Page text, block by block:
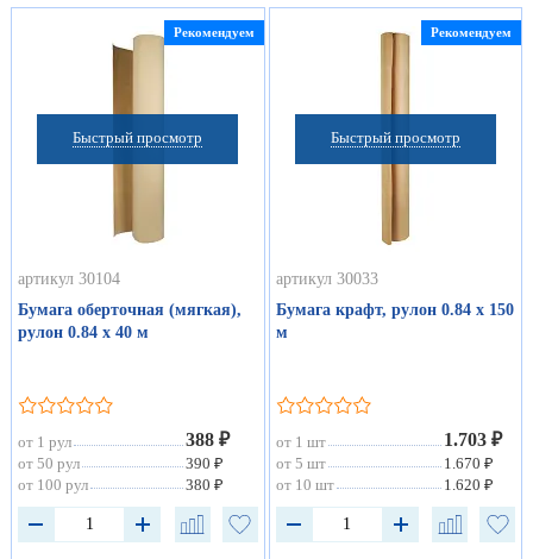
Быстрый просмотр
Рекомендуем
артикул 30104
Бумага оберточная (мягкая),
рулон 0.84 х 40 м
от 1 рул 388 ₽
от 50 рул
390 ₽
от 100 рул
380 ₽
Быстрый просмотр
Рекомендуем
артикул 30033
Бумага крафт, рулон 0.84 х 150
м
от 1 шт 1.703 ₽
от 5 шт
1.670 ₽
от 10 шт
1.620 ₽